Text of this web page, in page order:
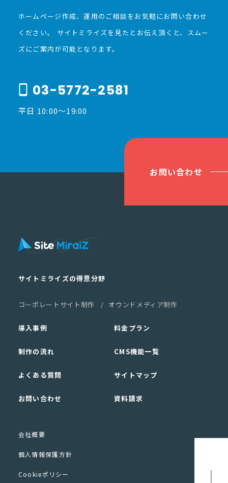
ホームページ作成、運用のご相談をお気軽にお問い合わせ
ください。 サイトミライズを見たとお伝え頂くと、スムー
ズにご案内が可能となります。
03-5772-2581
平日 10:00〜19:00
お問い合わせ
会社概要
個人情報保護方針
Cookieポリシー
サイトミライズの得意分野
コーポレートサイト制作 オウンドメディア制作
導入事例 料金プラン
制作の流れ CMS機能一覧
よくある質問 サイトマップ
お問い合わせ 資料請求